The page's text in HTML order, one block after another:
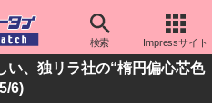
検索 Impressサイト
い、独リラ社の“楕円偏心芯色
6)